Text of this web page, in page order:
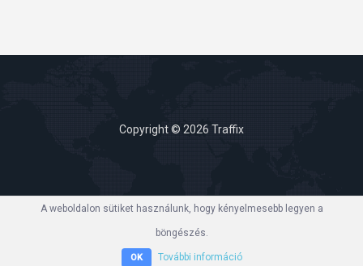
Copyright © 2026 Traffix
A weboldalon sütiket használunk, hogy kényelmesebb legyen a
böngészés.
OK További információ